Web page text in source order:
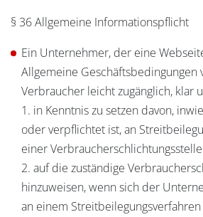
§ 36 Allgemeine Informationspflicht
Ein Unternehmer, der eine
Allgemeine Geschäftsbedingungen
Verbraucher leicht zugänglich, klar
1. in Kenntnis zu setzen davon,
oder verpflichtet ist, an
einer
2. auf die zuständige
hinzuweisen, wenn sich der
an einem